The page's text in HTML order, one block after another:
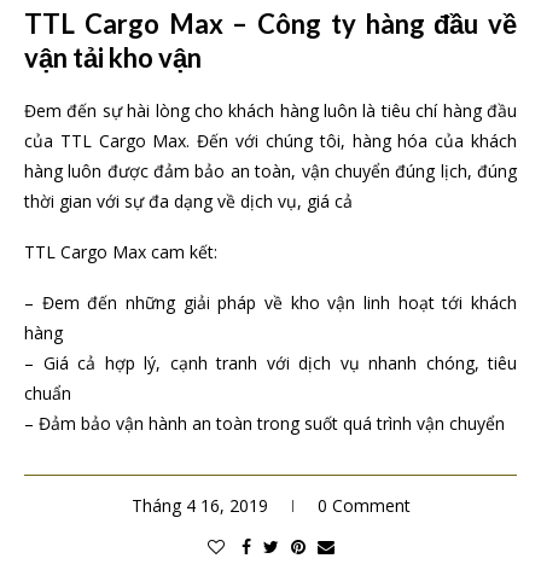
TTL Cargo Max – Công ty hàng đầu về
vận tải kho vận
Đem đến sự hài lòng cho khách hàng luôn là tiêu chí hàng đầu
của TTL Cargo Max. Đến với chúng tôi, hàng hóa của khách
hàng luôn được đảm bảo an toàn, vận chuyển đúng lịch, đúng
thời gian với sự đa dạng về dịch vụ, giá cả
TTL Cargo Max cam kết:
– Đem đến những giải pháp về kho vận linh hoạt tới khách
hàng
– Giá cả hợp lý, cạnh tranh với dịch vụ nhanh chóng, tiêu
chuẩn
– Đảm bảo vận hành an toàn trong suốt quá trình vận chuyển
Tháng 4 16, 2019 0 Comment